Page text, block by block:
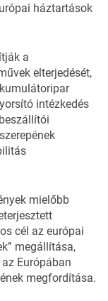
háztartások
a
elterjedését,
intézkedés
mielőbb
cél az európai
megállítása,
Európában
megfordítása.